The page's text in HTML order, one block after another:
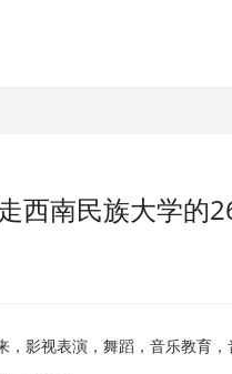
西南民族大学的
，影视表演，舞蹈，音乐教育